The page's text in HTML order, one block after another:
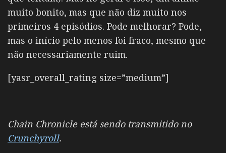
muito bonito, mas que não diz muito nos
primeiros 4 episódios. Pode melhorar? Pode,
mas o início pelo menos foi fraco, mesmo que
não necessariamente ruim.
[yasr_overall_rating size=”medium”]
Chain Chronicle está sendo transmitido no
Crunchyroll.